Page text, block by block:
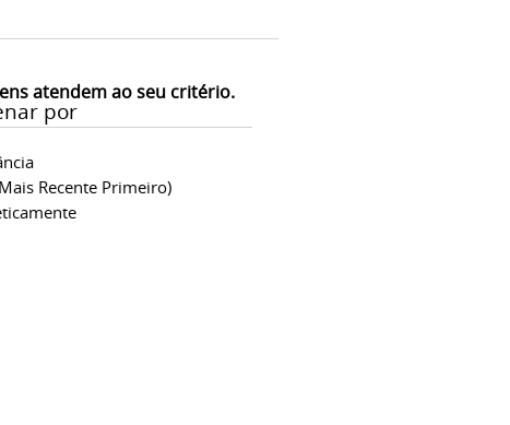
atendem ao seu critério.
por
Recente Primeiro)